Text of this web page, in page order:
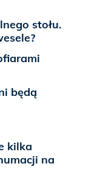
stołu.
będą
kilka
na